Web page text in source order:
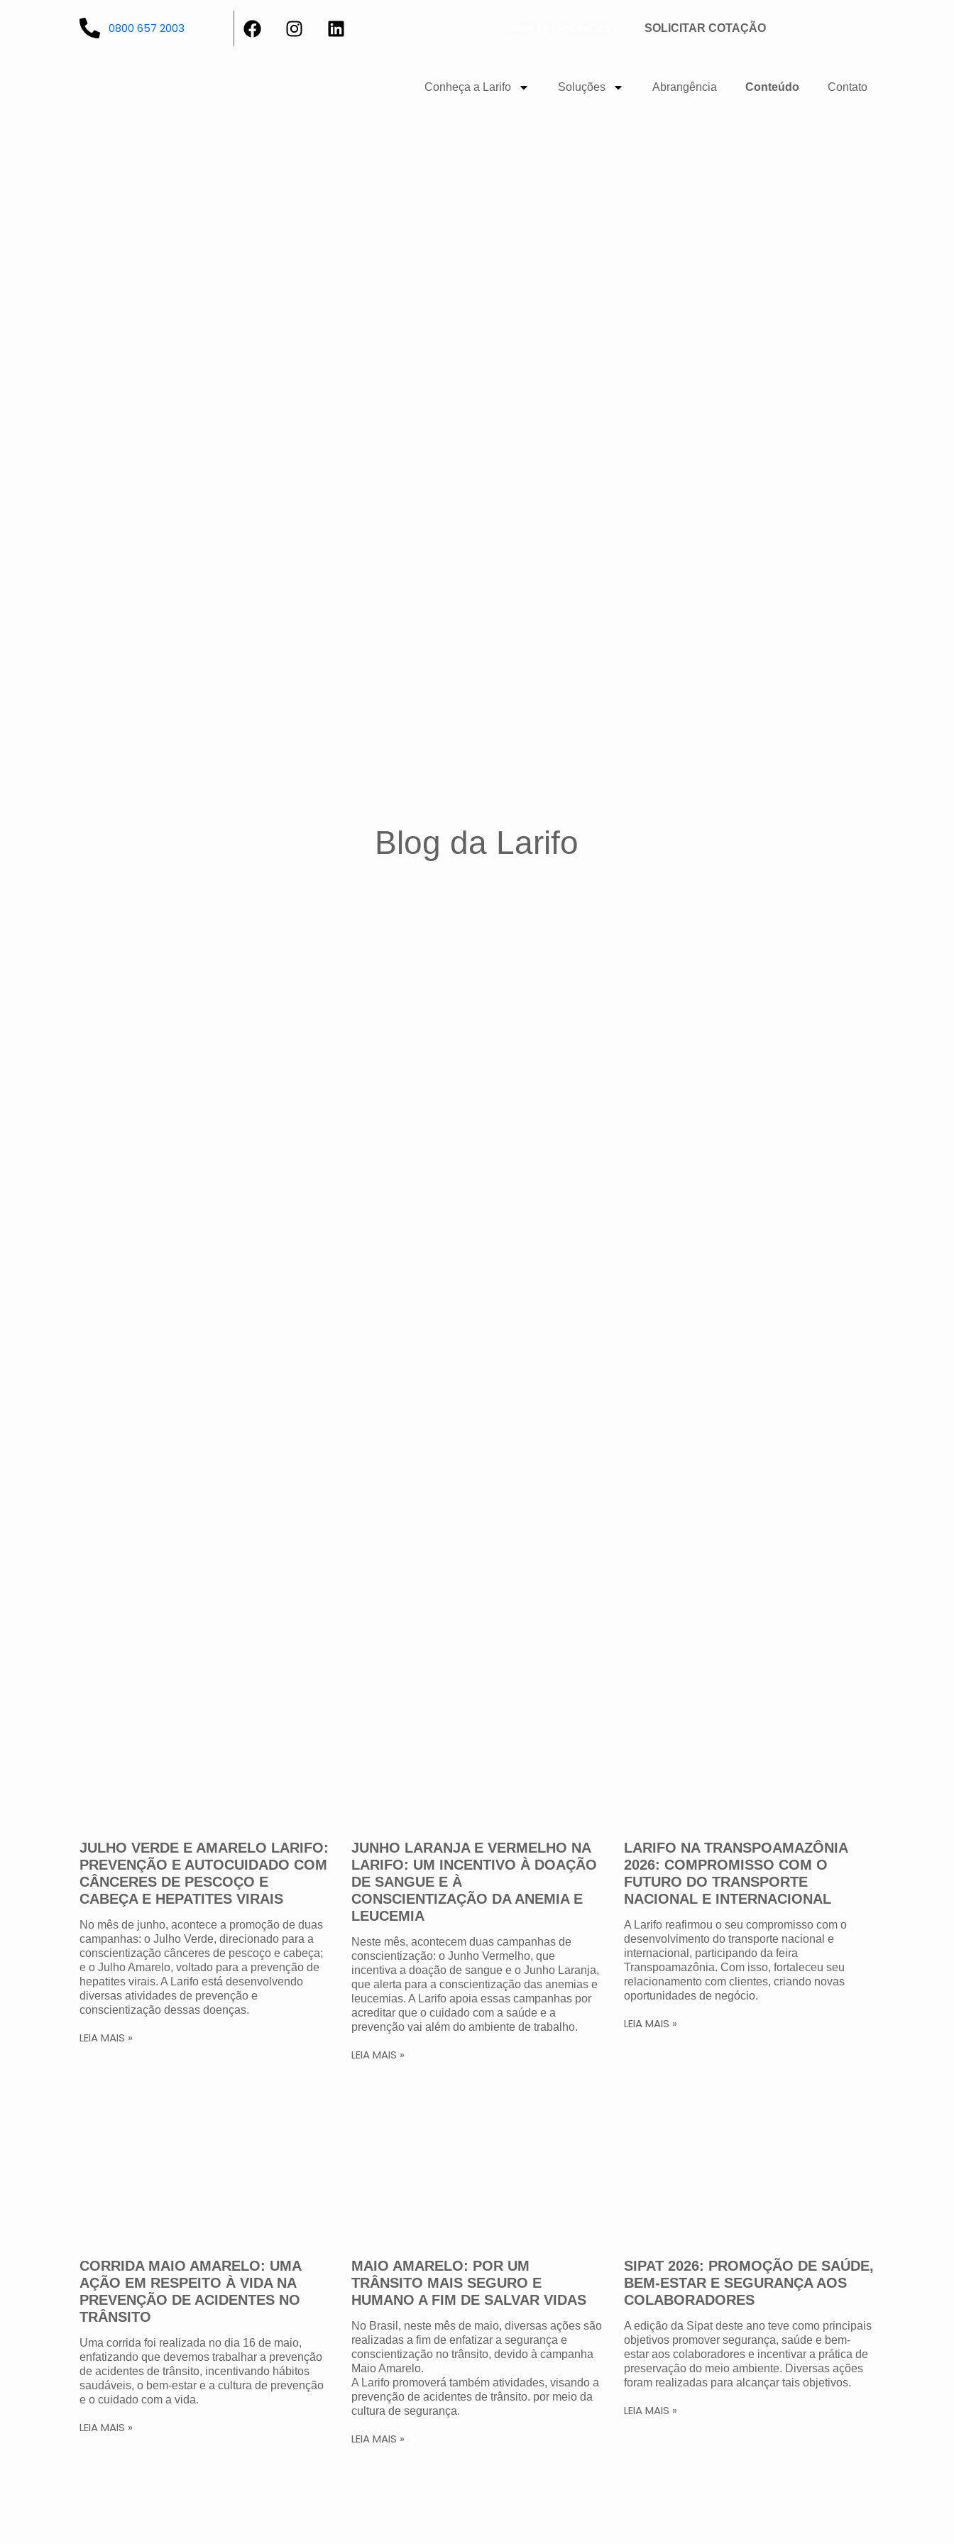
0800 657 2003 SOLICITAR COTAÇÃO
Conheça a Larifo Soluções Abrangência Conteúdo Contato
Blog da Larifo
JULHO VERDE E AMARELO LARIFO:
PREVENÇÃO E AUTOCUIDADO COM
CÂNCERES DE PESCOÇO E
CABEÇA E HEPATITES VIRAIS
No mês de junho, acontece a promoção de duas
campanhas: o Julho Verde, direcionado para a
conscientização cânceres de pescoço e cabeça;
e o Julho Amarelo, voltado para a prevenção de
hepatites virais. A Larifo está desenvolvendo
diversas atividades de prevenção e
conscientização dessas doenças.
LEIA MAIS »
JUNHO LARANJA E VERMELHO NA
LARIFO: UM INCENTIVO À DOAÇÃO
DE SANGUE E À
CONSCIENTIZAÇÃO DA ANEMIA E
LEUCEMIA
Neste mês, acontecem duas campanhas de
conscientização: o Junho Vermelho, que
incentiva a doação de sangue e o Junho Laranja,
que alerta para a conscientização das anemias e
leucemias. A Larifo apoia essas campanhas por
acreditar que o cuidado com a saúde e a
prevenção vai além do ambiente de trabalho.
LEIA MAIS »
LARIFO NA TRANSPOAMAZÔNIA
2026: COMPROMISSO COM O
FUTURO DO TRANSPORTE
NACIONAL E INTERNACIONAL
A Larifo reafirmou o seu compromisso com o
desenvolvimento do transporte nacional e
internacional, participando da feira
Transpoamazônia. Com isso, fortaleceu seu
relacionamento com clientes, criando novas
oportunidades de negócio.
LEIA MAIS »
CORRIDA MAIO AMARELO: UMA
AÇÃO EM RESPEITO À VIDA NA
PREVENÇÃO DE ACIDENTES NO
TRÂNSITO
Uma corrida foi realizada no dia 16 de maio,
enfatizando que devemos trabalhar a prevenção
de acidentes de trânsito, incentivando hábitos
saudáveis, o bem-estar e a cultura de prevenção
e o cuidado com a vida.
LEIA MAIS »
MAIO AMARELO: POR UM
TRÂNSITO MAIS SEGURO E
HUMANO A FIM DE SALVAR VIDAS
No Brasil, neste mês de maio, diversas ações são
realizadas a fim de enfatizar a segurança e
conscientização no trânsito, devido à campanha
Maio Amarelo.
A Larifo promoverá também atividades, visando a
prevenção de acidentes de trânsito. por meio da
cultura de segurança.
LEIA MAIS »
SIPAT 2026: PROMOÇÃO DE SAÚDE,
BEM-ESTAR E SEGURANÇA AOS
COLABORADORES
A edição da Sipat deste ano teve como principais
objetivos promover segurança, saúde e bem-
estar aos colaboradores e incentivar a prática de
preservação do meio ambiente. Diversas ações
foram realizadas para alcançar tais objetivos.
LEIA MAIS »